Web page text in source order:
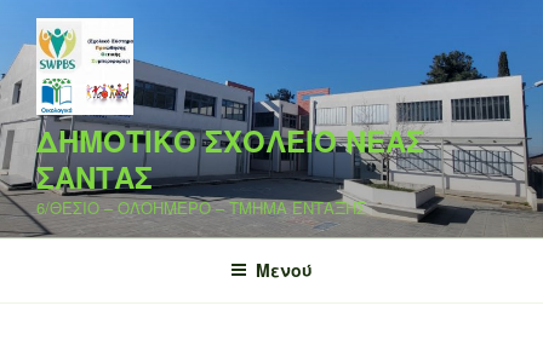
Μετάβαση
στο
περιεχόμενο
ΔΗΜΟΤΙΚΟ ΣΧΟΛΕΙΟ ΝΕΑΣ
ΣΑΝΤΑΣ
6/ΘΕΣΙΟ – ΟΛΟΗΜΕΡΟ – ΤΜΗΜΑ ΕΝΤΑΞΗΣ
Μενού